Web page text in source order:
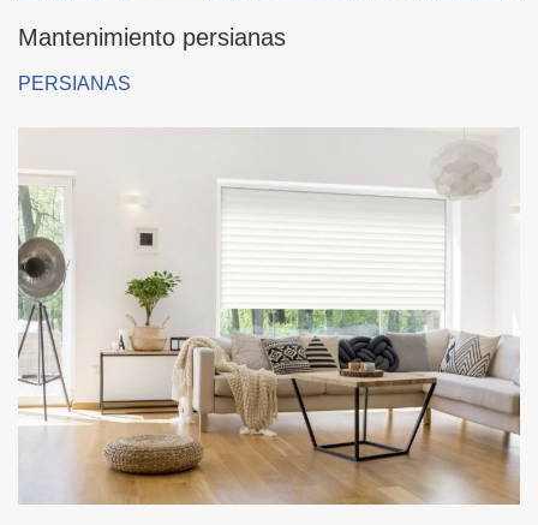
Mantenimiento persianas
PERSIANAS